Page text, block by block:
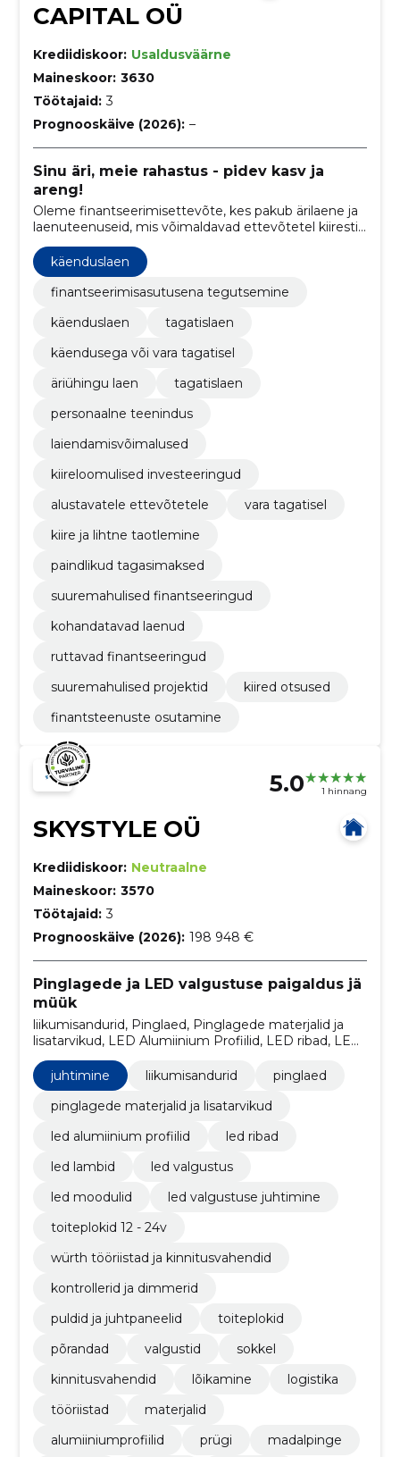
CAPITAL OÜ
Krediidiskoor: Usaldusväärne
Maineskoor: 3630
Töötajaid: 3
Prognooskäive (2026): –
Sinu äri, meie rahastus - pidev kasv ja
areng!
Oleme finantseerimisettevõte, kes pakub ärilaene ja
laenuteenuseid, mis võimaldavad ettevõtetel kiiresti
kasvada ja investeerida.
käenduslaen
finantseerimisasutusena tegutsemine
käenduslaen
tagatislaen
käendusega või vara tagatisel
äriühingu laen
tagatislaen
personaalne teenindus
laiendamisvõimalused
kiireloomulised investeeringud
alustavatele ettevõtetele
vara tagatisel
kiire ja lihtne taotlemine
paindlikud tagasimaksed
suuremahulised finantseeringud
kohandatavad laenud
ruttavad finantseeringud
suuremahulised projektid
kiired otsused
finantsteenuste osutamine
5.0 1 hinnang
SKYSTYLE OÜ
Krediidiskoor: Neutraalne
Maineskoor: 3570
Töötajaid: 3
Prognooskäive (2026): 198 948 €
Pinglagede ja LED valgustuse paigaldus jä
müük
liikumisandurid, Pinglaed, Pinglagede materjalid ja
lisatarvikud, LED Alumiinium Profiilid, LED ribad, LED
Lambid, LED Valgustus, LED Moodulid, LED
Valgustuse juhtimine, Toiteplokid 12 - 24V
juhtimine liikumisandurid
pinglaed
pinglagede materjalid ja lisatarvikud
led alumiinium profiilid
led ribad
led lambid
led valgustus
led moodulid
led valgustuse juhtimine
toiteplokid 12 - 24v
würth tööriistad ja kinnitusvahendid
kontrollerid ja dimmerid
puldid ja juhtpaneelid
toiteplokid
põrandad
valgustid
sokkel
kinnitusvahendid
lõikamine
logistika
tööriistad
materjalid
alumiiniumprofiilid
prügi
madalpinge